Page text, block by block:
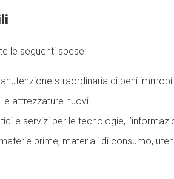
le seguenti spese:
straordinaria di beni
e attrezzature nuovi
e servizi per le tecnologie,
prime, materiali di consumo,